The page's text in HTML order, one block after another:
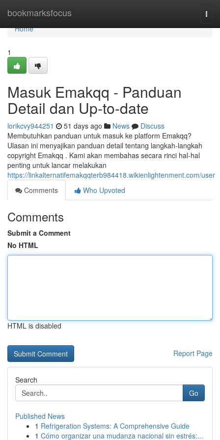
bookmarksfocus
Home
Home
1
Masuk Emakqq - Panduan
Detail dan Up-to-date
lorikcvy944251 51 days ago News
Discuss
Membutuhkan panduan untuk masuk ke platform Emakqq?
Ulasan ini menyajikan panduan detail tentang langkah-langkah
copyright Emakqq . Kami akan membahas secara rinci hal-hal
penting untuk lancar melakukan
https://linkalternatifemakqqterb984418.wikienlightenment.com/user
Comments
Who Upvoted
Comments
Submit a Comment
No HTML
HTML is disabled
Report Page
Search
Go
Published News
1 Refrigeration Systems: A Comprehensive Guide
1 Cómo organizar una mudanza nacional sin estrés:...